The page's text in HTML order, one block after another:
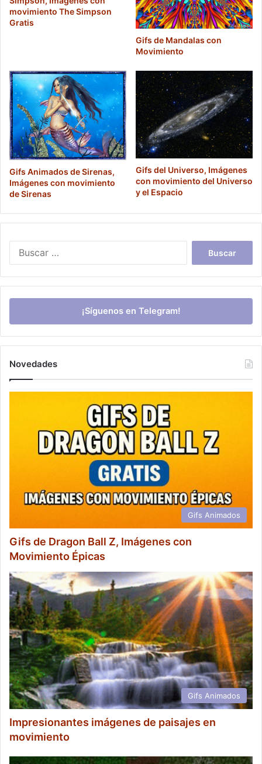
movimiento The Simpson
Gratis
Gifs de Mandalas con
Movimiento
Gifs Animados de Sirenas,
Imágenes con movimiento
de Sirenas
Gifs del Universo, Imágenes
con movimiento del Universo
y el Espacio
¡Síguenos en Telegram!
Novedades
Gifs Animados
Gifs de Dragon Ball Z, Imágenes con
Movimiento Épicas
Gifs Animados
Impresionantes imágenes de paisajes en
movimiento